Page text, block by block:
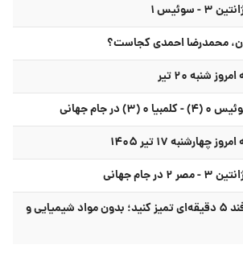
سوئیس ۱
محمدرضا احمدی کجاست؟
شنبه ۲۰ تیر
جام جهانی
۱۷ تیر ۱۴۰۵
جام جهانی
مایکروویو را با این ترفند ۵ دقیقه‌ای تمیز کنید؛ بدون مواد شیمیایی و